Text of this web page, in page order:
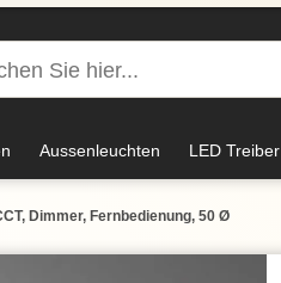
Aussenleuchten LED Treiber
Dimmer, Fernbedienung, 50 Ø